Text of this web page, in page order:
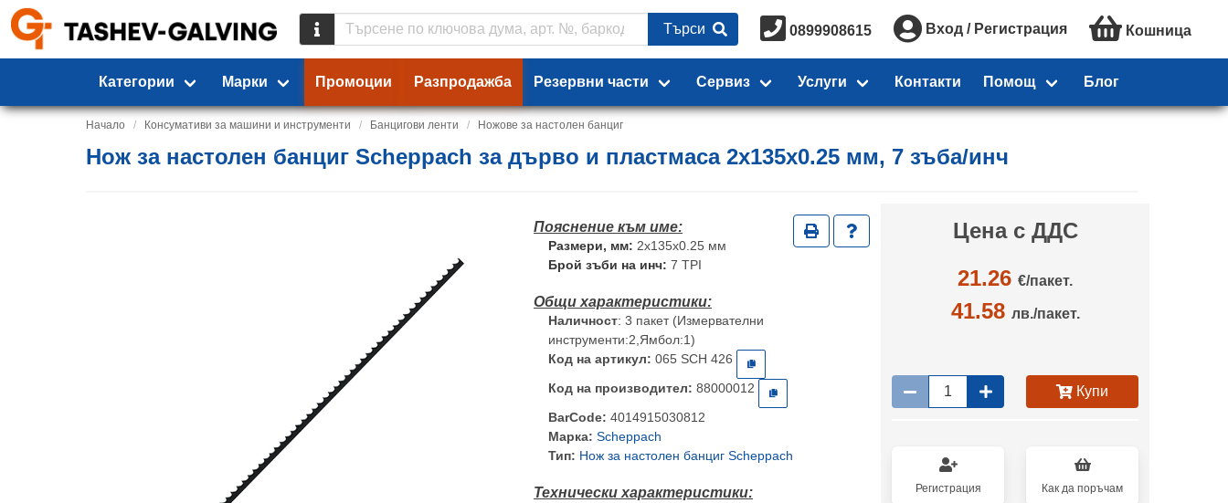
Търси 0899908615 Вход / Регистрация Кошница
Категории Марки Промоции Разпродажба Резервни части Сервиз Услуги Контакти Помощ Блог
Начало Консумативи за машини и инструменти Банцигови ленти Ножове за настолен банциг
Нож за настолен банциг Scheppach за дърво и пластмаса 2х135х0.25 мм, 7 зъба/инч
Размери, мм: 2х135х0.25 мм
Брой зъби на инч: 7 TPI
Наличност: 3 пакет (Измервателни
инструменти:2,Ямбол:1)
Код на артикул: 065 SCH 426
Код на производител: 88000012
BarCode: 4014915030812
Марка: Scheppach
Тип: Нож за настолен банциг Scheppach
Цена с ДДС
21.26 €/пакет.
41.58 лв./пакет.
Купи
Регистрация Как да поръчам